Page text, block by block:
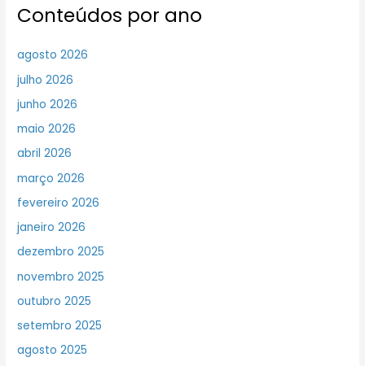
Conteúdos por ano
agosto 2026
julho 2026
junho 2026
maio 2026
abril 2026
março 2026
fevereiro 2026
janeiro 2026
dezembro 2025
novembro 2025
outubro 2025
setembro 2025
agosto 2025